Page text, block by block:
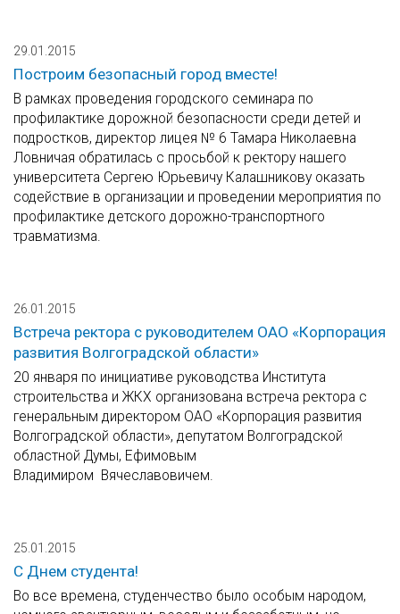
29.01.2015
Построим безопасный город вместе!
В рамках проведения городского семинара по
профилактике дорожной безопасности среди детей и
подростков, директор лицея № 6 Тамара Николаевна
Ловничая обратилась с просьбой к ректору нашего
университета Сергею Юрьевичу Калашникову оказать
содействие в организации и проведении мероприятия по
профилактике детского дорожно-транспортного
травматизма.
26.01.2015
Встреча ректора с руководителем ОАО «Корпорация
развития Волгоградской области»
20 января по инициативе руководства Института
строительства и ЖКХ организована встреча ректора с
генеральным директором ОАО «Корпорация развития
Волгоградской области», депутатом Волгоградской
областной Думы, Ефимовым
Владимиром Вячеславовичем.
25.01.2015
C Днем студента!
Во все времена, студенчество было особым народом,